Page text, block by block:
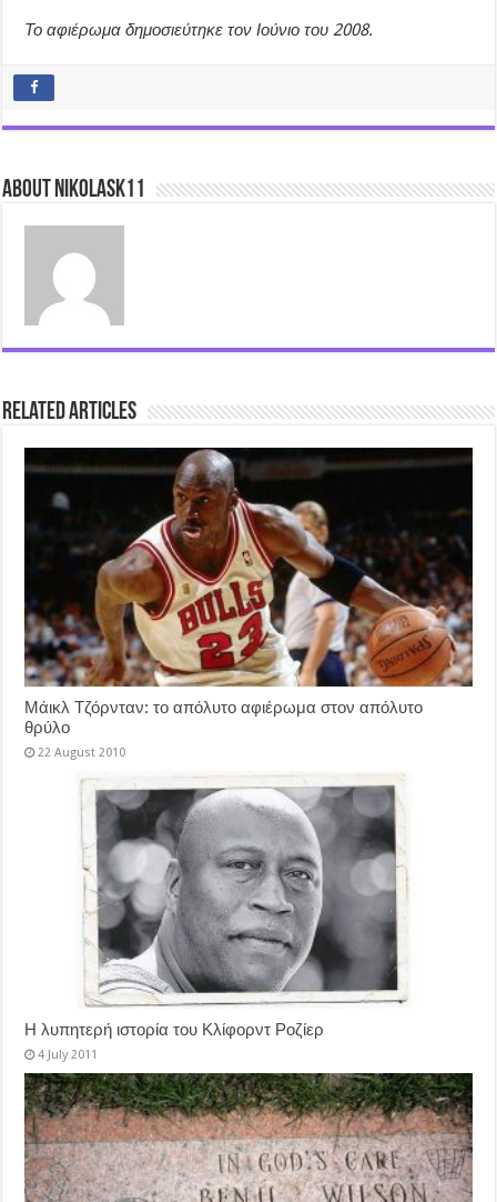
Το αφιέρωμα δημοσιεύτηκε τον Ιούνιο του 2008.
About nikolask11
Related Articles
Μάικλ Τζόρνταν: το απόλυτο αφιέρωμα στον απόλυτο
θρύλο
22 August 2010
Η λυπητερή ιστορία του Κλίφορντ Ροζίερ
4 July 2011